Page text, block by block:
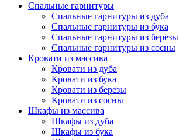
Спальные гарнитуры
Спальные гарнитуры из дуба
Спальные гарнитуры из бука
Спальные гарнитуры из березы
Спальные гарнитуры из сосны
Кровати из массива
Кровати из дуба
Кровати из бука
Кровати из березы
Кровати из сосны
Шкафы из массива
Шкафы из дуба
Шкафы из бука